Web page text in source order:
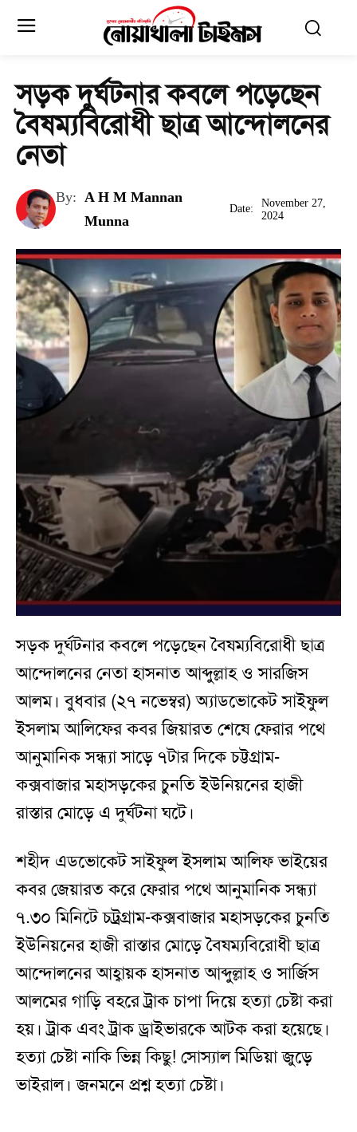
সড়ক দুর্ঘটনার কবলে পড়েছেন
বৈষম্যবিরোধী ছাত্র আন্দোলনের
নেতা
By: A H M Mannan
Munna
Date:
November 27,
2024
সড়ক দুর্ঘটনার কবলে পড়েছেন বৈষম্যবিরোধী ছাত্র
আন্দোলনের নেতা হাসনাত আব্দুল্লাহ ও সারজিস
আলম। বুধবার (২৭ নভেম্বর) অ্যাডভোকেট সাইফুল
ইসলাম আলিফের কবর জিয়ারত শেষে ফেরার পথে
আনুমানিক সন্ধ্যা সাড়ে ৭টার দিকে চট্টগ্রাম-
কক্সবাজার মহাসড়কের চুনতি ইউনিয়নের হাজী
রাস্তার মোড়ে এ দুর্ঘটনা ঘটে।
শহীদ এডভোকেট সাইফুল ইসলাম আলিফ ভাইয়ের
কবর জেয়ারত করে ফেরার পথে আনুমানিক সন্ধ্যা
৭.৩০ মিনিটে চট্রগ্রাম-কক্সবাজার মহাসড়কের চুনতি
ইউনিয়নের হাজী রাস্তার মোড়ে বৈষম্যবিরোধী ছাত্র
আন্দোলনের আহ্বায়ক হাসনাত আব্দুল্লাহ ও সার্জিস
আলমের গাড়ি বহরে ট্রাক চাপা দিয়ে হত্যা চেষ্টা করা
হয়। ট্রাক এবং ট্রাক ড্রাইভারকে আটক করা হয়েছে।
হত্যা চেষ্টা নাকি ভিন্ন কিছু! সোস্যাল মিডিয়া জুড়ে
ভাইরাল। জনমনে প্রশ্ন হত্যা চেষ্টা।